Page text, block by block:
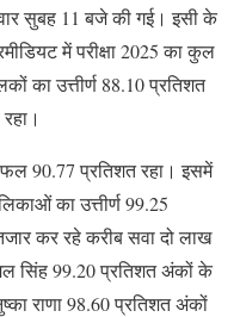
सुबह 11 बजे की गई। इसी के
में परीक्षा 2025 का कुल
का उत्तीर्ण 88.10 प्रतिशत
90.77 प्रतिशत रहा। इसमें
का उत्तीर्ण 99.25
कर रहे करीब सवा दो लाख
सिंह 99.20 प्रतिशत अंकों के
राणा 98.60 प्रतिशत अंकों